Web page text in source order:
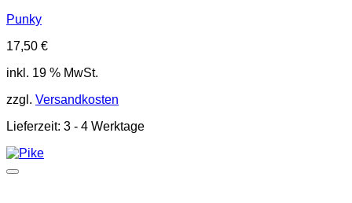
Punky
17,50 €
inkl. 19 % MwSt.
zzgl. Versandkosten
Lieferzeit: 3 - 4 Werktage